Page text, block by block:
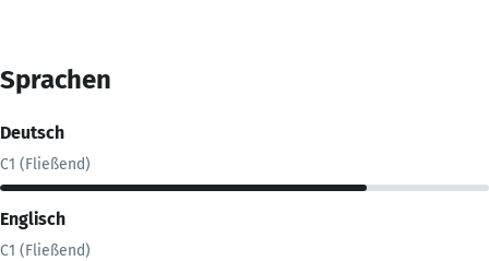
Sprachen
Deutsch
C1 (Fließend)
Englisch
C1 (Fließend)